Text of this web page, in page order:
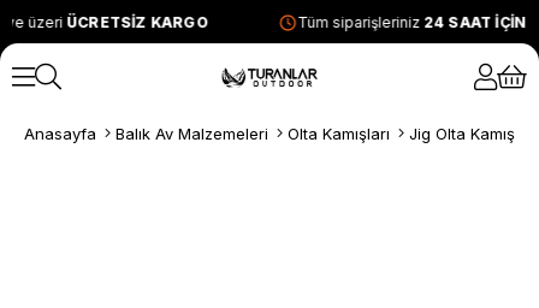
ve üzeri ÜCRETSİZ KARGO Tüm siparişleriniz 24 SAAT
Anasayfa Balık Av Malzemeleri Olta Kamışları Jig Olta Kamışları